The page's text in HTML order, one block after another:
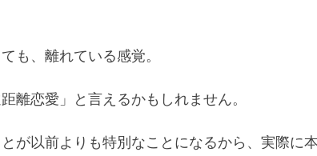
も、離れている感覚。
離恋愛」と言えるかもしれません。
が以前よりも特別なことになるから、実際に